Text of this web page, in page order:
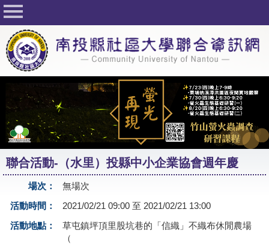
回首頁
關於社大
公佈欄
行事曆
最新活動
活動花絮
課程一覽表
志工與社團
聯合活動-（水里）投縣中小企業協會週年慶
場次：
無場次
活動時間：
2021/02/21 09:00 至 2021/02/21 13:00
活動地點：
草屯鎮坪頂里股坑巷的「信織」不織布休閒農場
（